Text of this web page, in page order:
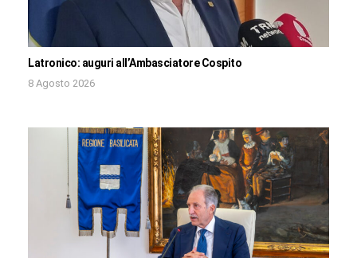
Latronico: auguri all’Ambasciatore Cospito
8 Agosto 2026